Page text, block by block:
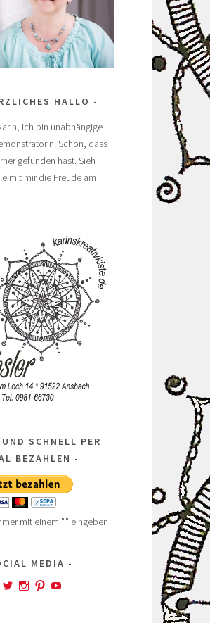
HALLO
ich bin unabhängige
Schön, dass
gefunden hast. Sieh
mit mir die Freude am
SCHNELL PER
BEZAHLEN
mit einem "." eingeben
MEDIA
ProfilProfilProfilProfil